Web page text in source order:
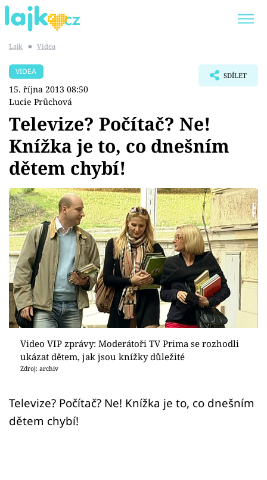
SHOPAHOLICADEL
Témata
Showbyznys
Youtubeři
Virály
Sex a vztahy
Videa
Sledujte prima+
Přihlášení
Sledujte nás
Lajk ■ Videa
VIDEA
15. října 2013 08:50
Lucie Průchová
SDÍLET
Televize? Počítač? Ne!
Knížka je to, co dnešním
dětem chybí!
Video VIP zprávy: Moderátoři TV Prima se rozhodli
ukázat dětem, jak jsou knížky důležité
Zdroj: archiv
Televize? Počítač? Ne! Knížka je to, co dnešním
dětem chybí!